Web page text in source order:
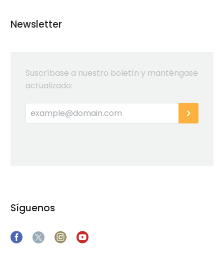
Newsletter
Suscríbase a nuestro boletín y manténgase
actualizado:
Síguenos